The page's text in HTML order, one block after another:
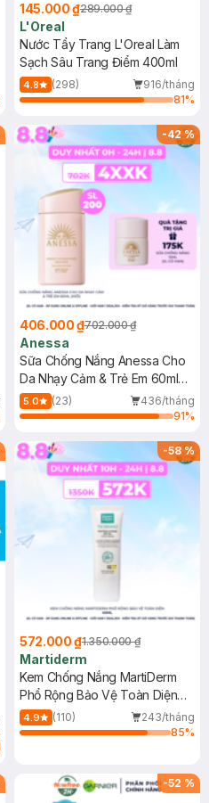
145.000 ₫289.000 ₫
L'Oreal
Nước Tẩy Trang L'Oreal Làm
Sạch Sâu Trang Điểm 400ml
4.8 (298)
916/tháng
81%
-42%
406.000 ₫702.000 ₫
Anessa
Sữa Chống Nắng Anessa Cho
Da Nhạy Cảm & Trẻ Em 60ml
(Mới)
5.0 (23)
436/tháng
91%
-58%
572.000 ₫1.350.000 ₫
Martiderm
Kem Chống Nắng MartiDerm
Phổ Rộng Bảo Vệ Toàn Diện
40ml
4.9 (110)
243/tháng
85%
-52 %